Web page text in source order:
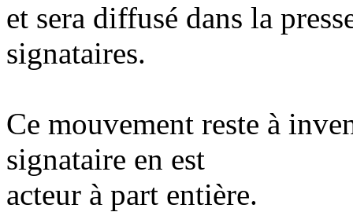
et sera diffusé dans la
signataires.
Ce mouvement reste à
signataire en est
acteur à part entière.